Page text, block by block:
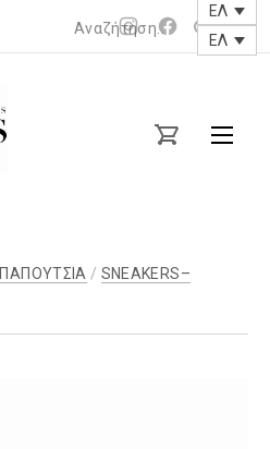
Νέο
παράθυρο
Νέο
παράθυρο
ΕΛ
ΕΛ
ΠΑΠΟΥΤΣΙΑ / SNEAKERS–